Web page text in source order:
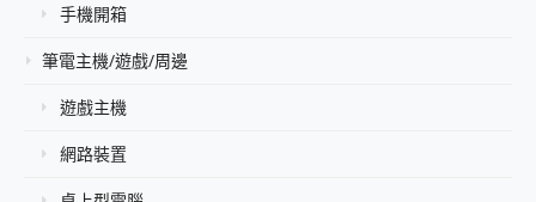
手機開箱
筆電主機/遊戲/周邊
遊戲主機
網路裝置